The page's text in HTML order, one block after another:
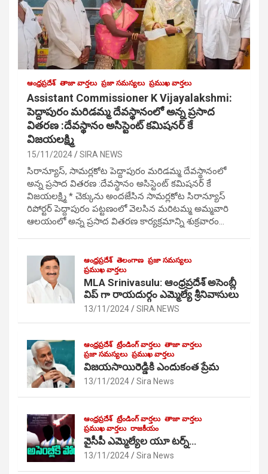
ఆంధ్రప్రదేశ్ తాజా వార్తలు ప్రజా సమస్యలు ప్రముఖ వార్తలు
Assistant Commissioner K Vijayalakshmi:
పెద్దాపురం మరిడమ్మ దేవస్థానంలో అన్న ప్రసాద
వితరణ :దేవస్థానం అసిస్టెంట్ కమిషనర్ కే
విజయలక్ష్మి
15/11/2024 SIRA NEWS
సిరాన్యూస్, సామర్లకోట పెద్దాపురం మరిడమ్మ దేవస్థానంలో
అన్న ప్రసాద వితరణ :దేవస్థానం అసిస్టెంట్ కమిషనర్ కే
విజయలక్ష్మి * చెక్కును అందజేసిన సామర్లకోట సిరాన్యూస్
రిపోర్టర్ పెద్దాపురం పట్టణంలో వెలసిన మరిటమ్మ అమ్మవారి
ఆలయంలో అన్న ప్రసాద వితరణ కార్యక్రమాన్ని శుక్రవారం…
ఆంధ్రప్రదేశ్ తెలంగాణ ప్రజా సమస్యలు
ప్రముఖ వార్తలు
MLA Srinivasulu: ఆంధ్రప్రదేశ్ అసెంబ్లీ
విప్ గా రాయదుర్గం ఎమ్మెల్యే శ్రీనివాసులు
13/11/2024 SIRA NEWS
ఆంధ్రప్రదేశ్ ట్రేండింగ్ వార్తలు తాజా వార్తలు
ప్రజా సమస్యలు ప్రముఖ వార్తలు
విజయసాయిరెడ్డికి ఎందుకంత ప్రేమ
13/11/2024 Sira News
ఆంధ్రప్రదేశ్ ట్రేండింగ్ వార్తలు తాజా వార్తలు
ప్రముఖ వార్తలు రాజకీయం
వైసీపీ ఎమ్మెల్యేల యూ టర్న్…
13/11/2024 Sira News